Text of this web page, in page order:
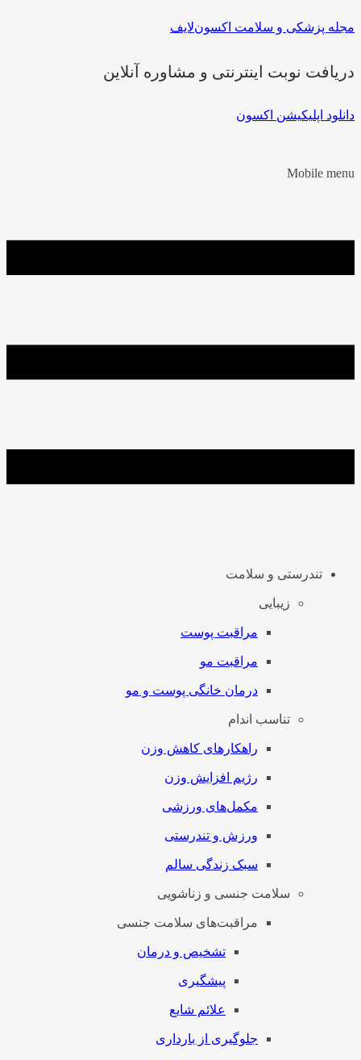
مجله پزشکی و سلامت اکسون‌لایف
دریافت نوبت اینترنتی و مشاوره آنلاین
دانلود اپلیکیشن اکسون
Mobile menu
تندرستی و سلامت
زیبایی
مراقبت پوست
مراقبت مو
درمان خانگی پوست و مو
تناسب اندام
راهکارهای کاهش وزن
رژیم افزایش وزن
مکمل‌های ورزشی
ورزش و تندرستی
سبک زندگی سالم
سلامت جنسی و زناشویی
مراقبت‌های سلامت جنسی
تشخیص و درمان
پیشگیری
علائم شایع
جلوگیری از بارداری